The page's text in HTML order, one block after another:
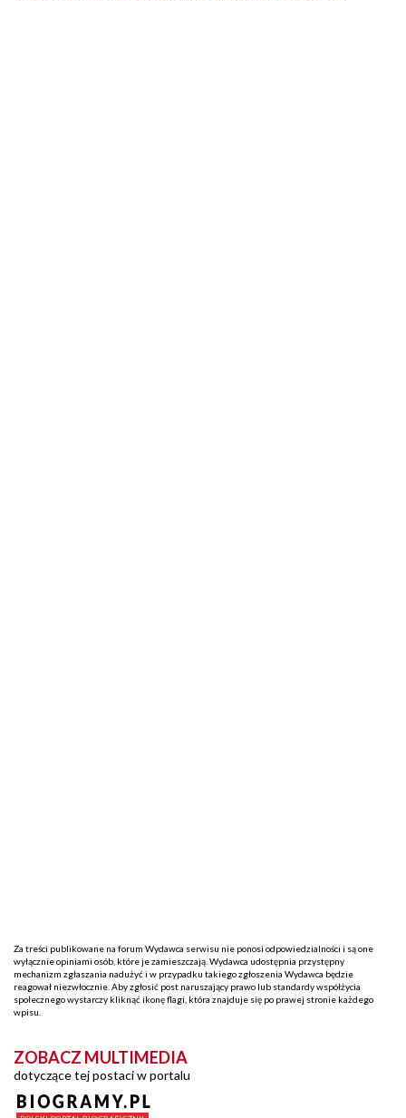
Za treści publikowane na forum Wydawca serwisu nie ponosi odpowiedzialności i są one
wyłącznie opiniami osób, które je zamieszczają. Wydawca udostępnia przystępny
mechanizm zgłaszania nadużyć i w przypadku takiego zgłoszenia Wydawca będzie
reagował niezwłocznie. Aby zgłosić post naruszający prawo lub standardy współżycia
społecznego wystarczy kliknąć ikonę flagi, która znajduje się po prawej stronie każdego
wpisu.
ZOBACZ MULTIMEDIA
dotyczące tej postaci w portalu